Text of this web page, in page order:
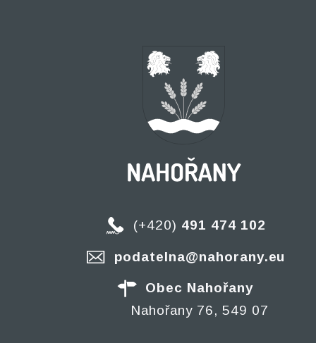
(+420) 491 474 102
podatelna@nahorany.eu
Obec Nahořany
Nahořany 76, 549 07